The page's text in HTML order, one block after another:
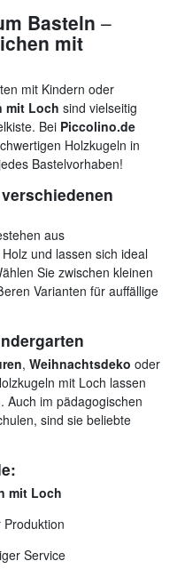
Basteln –
mit
mit Kindern oder
mit Loch sind vielseitig
Bei Piccolino.de
Holzkugeln in
Bastelvorhaben!
aus
und lassen sich ideal
Sie zwischen kleinen
Varianten für auffällige
, Weihnachtsdeko oder
mit Loch lassen
Auch im pädagogischen
sind sie beliebte
mit Loch
Service